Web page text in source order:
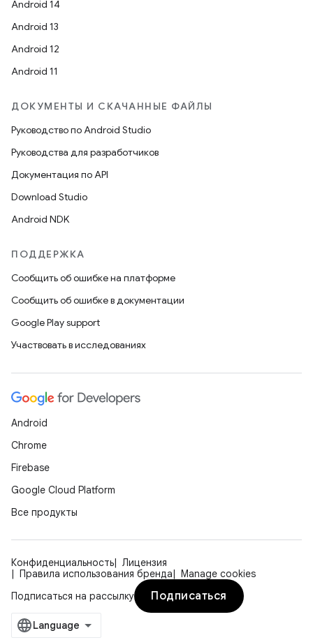
Android 14
Android 13
Android 12
Android 11
ДОКУМЕНТЫ И СКАЧАННЫЕ ФАЙЛЫ
Руководство по Android Studio
Руководства для разработчиков
Документация по API
Download Studio
Android NDK
ПОДДЕРЖКА
Сообщить об ошибке на платформе
Сообщить об ошибке в документации
Google Play support
Участвовать в исследованиях
Android
Chrome
Firebase
Google Cloud Platform
Все продукты
Конфиденциальность
Лицензия
Правила использования бренда
Manage cookies
Подписаться на рассылку
Подписаться